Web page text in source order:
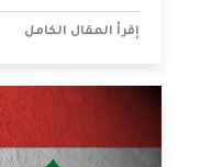
إقرأ المقال الكامل